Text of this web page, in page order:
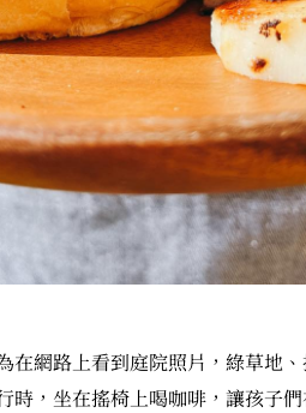
在網路上看到庭院照片，綠草地
時，坐在搖椅上喝咖啡，讓孩子